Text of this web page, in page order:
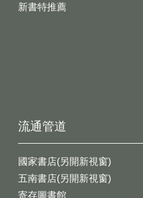
新書特推薦
流通管道
國家書店(另開新視窗)
五南書店(另開新視窗)
寄存圖書館